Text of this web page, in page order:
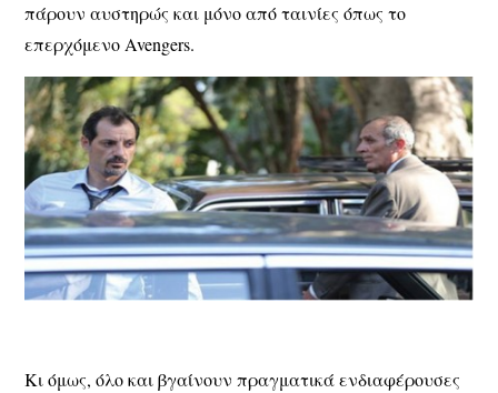
πάρουν αυστηρώς και μόνο από ταινίες όπως το
επερχόμενο Avengers.
Κι όμως, όλο και βγαίνουν πραγματικά ενδιαφέρουσες